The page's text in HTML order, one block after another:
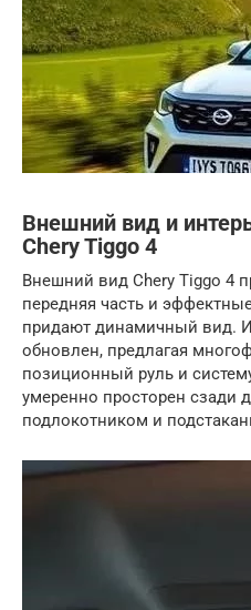
Внешний вид и
Chery Tiggo 4
Внешний вид Chery Tiggo 4
передняя часть и
придают динамичный вид.
обновлен, предлагая
позиционный руль и
умеренно просторен сзади
подлокотником и